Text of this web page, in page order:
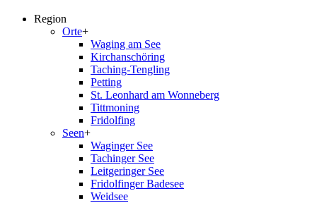
Region
Orte+
Waging am See
Kirchanschöring
Taching-Tengling
Petting
St. Leonhard am Wonneberg
Tittmoning
Fridolfing
Seen+
Waginger See
Tachinger See
Leitgeringer See
Fridolfinger Badesee
Weidsee